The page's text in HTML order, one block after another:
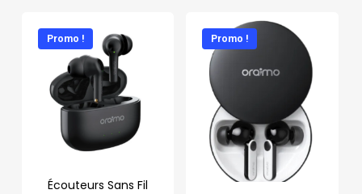
Promo !
Écouteurs Sans Fil
Promo !